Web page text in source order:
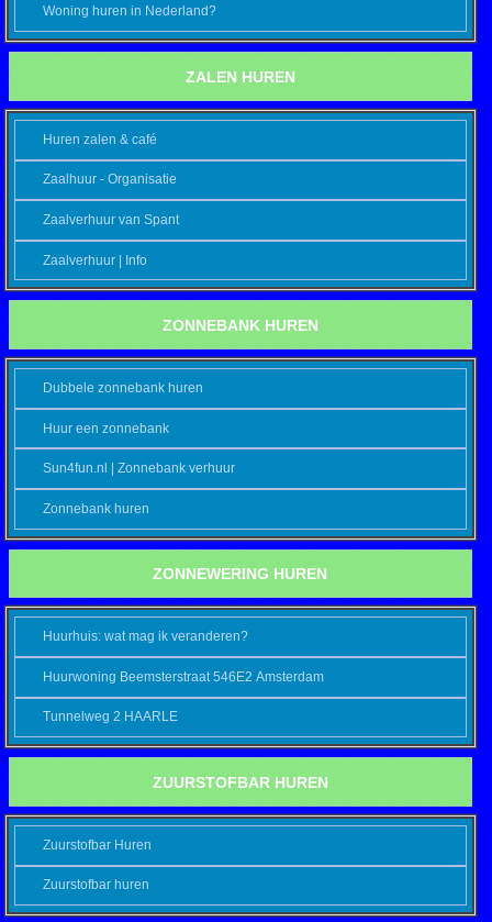
Woning huren in Nederland?
ZALEN HUREN
Huren zalen & café
Zaalhuur - Organisatie
Zaalverhuur van Spant
Zaalverhuur | Info
ZONNEBANK HUREN
Dubbele zonnebank huren
Huur een zonnebank
Sun4fun.nl | Zonnebank verhuur
Zonnebank huren
ZONNEWERING HUREN
Huurhuis: wat mag ik veranderen?
Huurwoning Beemsterstraat 546E2 Amsterdam
Tunnelweg 2 HAARLE
ZUURSTOFBAR HUREN
Zuurstofbar Huren
Zuurstofbar huren